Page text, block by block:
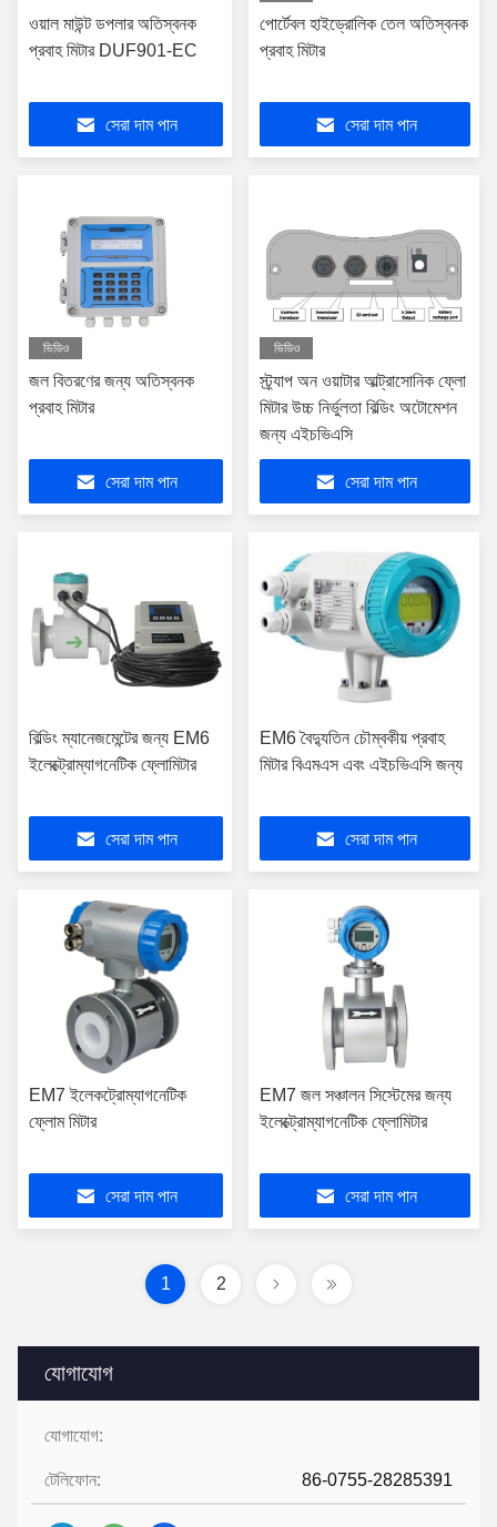
যোগাযোগ
যোগাযোগ:
টেলিফোন: 86-0755-28285391
ওয়াল মাউন্ট ডপলার অতিস্বনক
প্রবাহ মিটার DUF901-EC
সেরা দাম পান
পোর্টেবল হাইড্রোলিক তেল অতিস্বনক
প্রবাহ মিটার
সেরা দাম পান
ভিডিও
জল বিতরণের জন্য অতিস্বনক
প্রবাহ মিটার
সেরা দাম পান
ভিডিও
স্ট্র্যাপ অন ওয়াটার আল্ট্রাসোনিক ফ্লো
মিটার উচ্চ নির্ভুলতা বিল্ডিং অটোমেশন
জন্য এইচভিএসি
সেরা দাম পান
বিল্ডিং ম্যানেজমেন্টের জন্য EM6
ইলেক্ট্রোম্যাগনেটিক ফ্লোমিটার
সেরা দাম পান
EM6 বৈদ্যুতিন চৌম্বকীয় প্রবাহ
মিটার বিএমএস এবং এইচভিএসি জন্য
সেরা দাম পান
EM7 ইলেকট্রোম্যাগনেটিক
ফ্লোম মিটার
সেরা দাম পান
EM7 জল সঞ্চালন সিস্টেমের জন্য
ইলেক্ট্রোম্যাগনেটিক ফ্লোমিটার
সেরা দাম পান
1 2